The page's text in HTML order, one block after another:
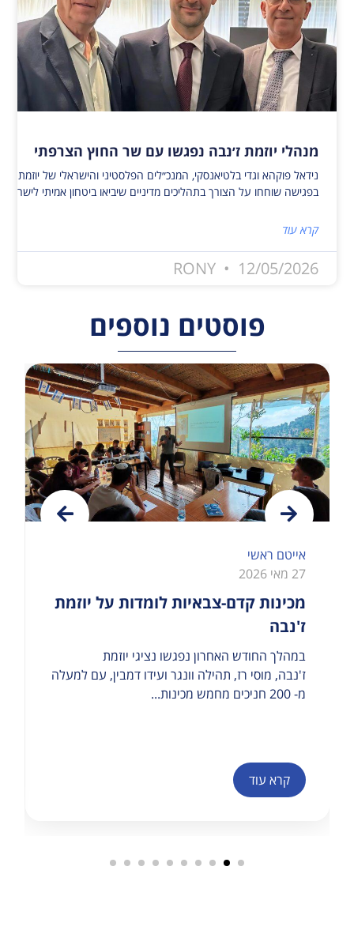
מנהלי יוזמת ז׳נבה נפגשו עם שר החוץ הצרפתי
נידאל פוקהא וגדי בלטיאנסקי, המנכ״לים הפלסטיני והישראלי של יוזמת
בפגישה שוחחו על הצורך בתהליכים מדיניים שיביאו ביטחון אמיתי
קרא עוד
RONY 12/05/2026
פוסטים נוספים
אייטם ראשי
27 מאי 2026
מכינות קדם-צבאיות לומדות על יוזמת
ז'נבה
במהלך החודש האחרון נפגשו נציגי יוזמת
ז'נבה, מוסי רז, תהילה וונגר ועידו דמבין, עם למעלה
מ- 200 חניכים מחמש מכינות...
קרא עוד